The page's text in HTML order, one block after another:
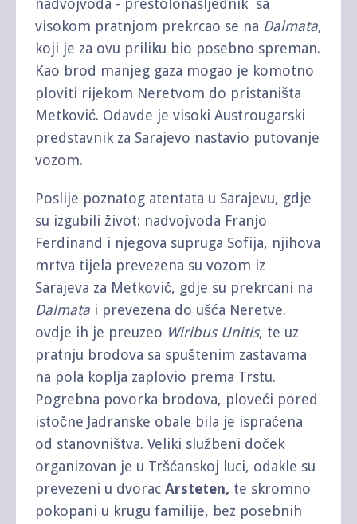
nadvojvoda - prestolonasljednik sa
visokom pratnjom prekrcao se na Dalmata,
koji je za ovu priliku bio posebno spreman.
Kao brod manjeg gaza mogao je komotno
ploviti rijekom Neretvom do pristaništa
Metković. Odavde je visoki Austrougarski
predstavnik za Sarajevo nastavio putovanje
vozom.
Poslije poznatog atentata u Sarajevu, gdje
su izgubili život: nadvojvoda Franjo
Ferdinand i njegova supruga Sofija, njihova
mrtva tijela prevezena su vozom iz
Sarajeva za Metkovič, gdje su prekrcani na
Dalmata i prevezena do ušća Neretve.
ovdje ih je preuzeo Wiribus Unitis, te uz
pratnju brodova sa spuštenim zastavama
na pola koplja zaplovio prema Trstu.
Pogrebna povorka brodova, ploveći pored
istočne Jadranske obale bila je ispraćena
od stanovništva. Veliki službeni doček
organizovan je u Tršćanskoj luci, odakle su
prevezeni u dvorac Arsteten, te skromno
pokopani u krugu familije, bez posebnih